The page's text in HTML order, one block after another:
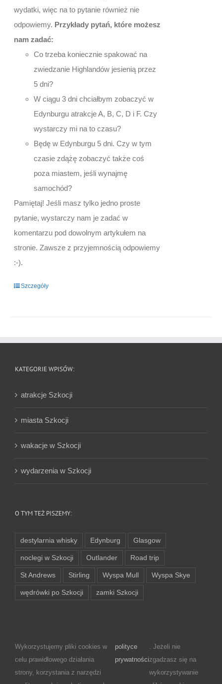
wydatki, więc na to pytanie również nie
odpowiemy. Przykłady pytań, które możesz
nam zadać:
Co trzeba koniecznie spakować na
zwiedzanie Highlandów jesienią przez
5 dni?
W ciągu 3 dni chciałbym zobaczyć w
Edynburgu atrakcje A, B, C, D i F. Czy
wystarczy mi na to czasu?
Będę w Edynburgu 5 dni. Czy w tym
czasie zdążę zobaczyć także coś
poza miastem, jeśli wynajmę
samochód?
Pamiętaj! Jeśli masz tylko jedno proste
pytanie, wystarczy nam je zadać w
komentarzu pod dowolnym artykułem na
stronie. Zawsze z przyjemnością odpowiemy
:-).
Szczegóły
KATEGORIE WPISÓW:
atrakcje Szkocji
miasta Szkocji
wakacje w Szkocji
wydarzenia w Szkocji
O TYM TEŻ PISZEMY:
destylarnia whisky Edynburg Glasgow
noclegi w Szkocji Outlander Road trip
St Andrews Stirling Wyspa Mull Wyspa Skye
wędrówki po Szkocji zamki Szkocji
Wykorzystujemy pliki cookies w
celu prawidłowego działania
strony, korzystania z narzędzi
polityce
prywatności
. Jeżeli nie
zgadzasz się na
wykorzystywanie